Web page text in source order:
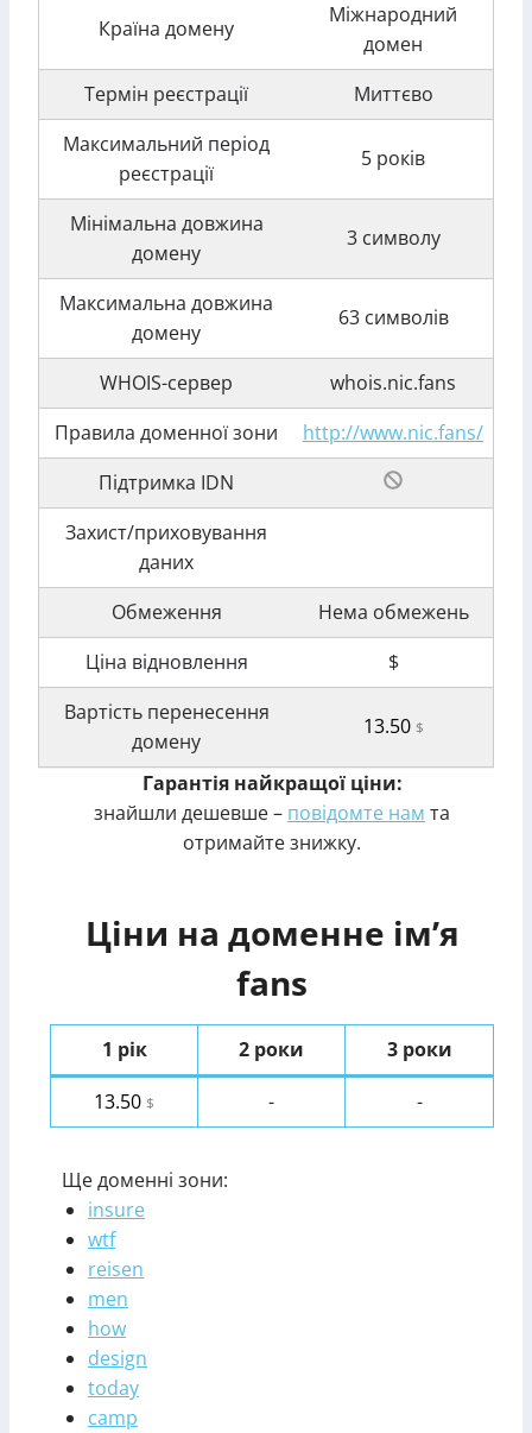
Країна домену
Міжнародний
домен
Термін реєстрації
Миттєво
Максимальний період
реєстрації
5 років
Мінімальна довжина
домену
3 символу
Максимальна довжина
домену
63 символів
WHOIS-сервер
whois.nic.fans
Правила доменної зони
http://www.nic.fans/
Підтримка IDN
Захист/приховування
даних
Обмеження
Нема обмежень
Ціна відновлення
$
Вартість перенесення
домену
13.50 $
Гарантія найкращої ціни:
знайшли дешевше – повідомте нам та
отримайте знижку.
Ціни на доменне ім’я
fans
1 рік 2 роки
3 роки
13.50 $ - -
Ще доменні зони:
insure
wtf
reisen
men
how
design
today
camp